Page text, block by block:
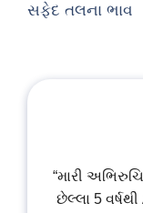
સફેદ તલના ભાવ
“મારી
છેલ્લા 5